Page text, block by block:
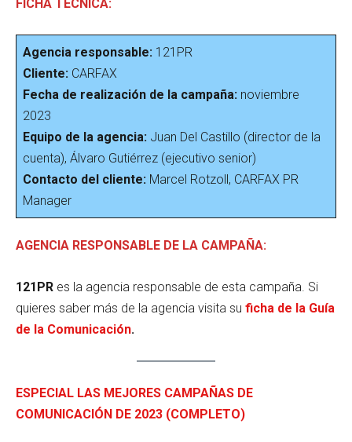
FICHA TÉCNICA:
Agencia responsable: 121PR
Cliente: CARFAX
Fecha de realización de la campaña: noviembre
2023
Equipo de la agencia: Juan Del Castillo (director de la
cuenta), Álvaro Gutiérrez (ejecutivo senior)
Contacto del cliente: Marcel Rotzoll, CARFAX PR
Manager
AGENCIA RESPONSABLE DE LA CAMPAÑA:
121PR es la agencia responsable de esta campaña. Si
quieres saber más de la agencia visita su ficha de la Guía
de la Comunicación.
ESPECIAL LAS MEJORES CAMPAÑAS DE
COMUNICACIÓN DE 2023 (COMPLETO)